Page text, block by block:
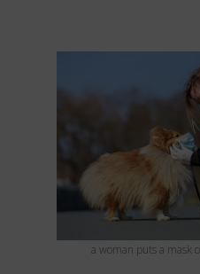
a woman puts a mask